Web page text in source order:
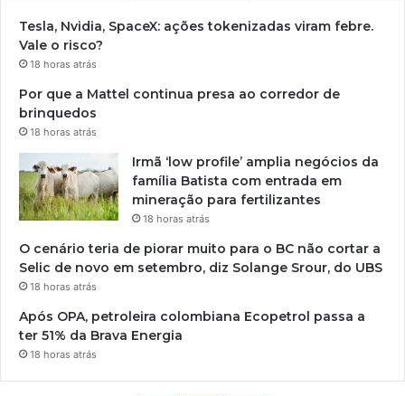
Tesla, Nvidia, SpaceX: ações tokenizadas viram febre.
Vale o risco?
18 horas atrás
Por que a Mattel continua presa ao corredor de
brinquedos
18 horas atrás
Irmã ‘low profile’ amplia negócios da
família Batista com entrada em
mineração para fertilizantes
18 horas atrás
O cenário teria de piorar muito para o BC não cortar a
Selic de novo em setembro, diz Solange Srour, do UBS
18 horas atrás
Após OPA, petroleira colombiana Ecopetrol passa a
ter 51% da Brava Energia
18 horas atrás